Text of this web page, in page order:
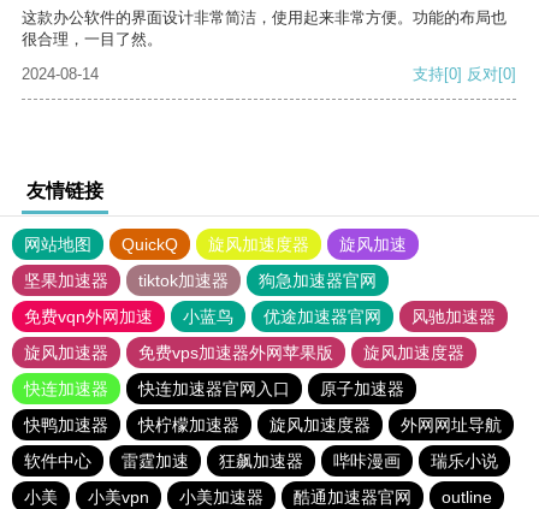
这款办公软件的界面设计非常简洁，使用起来非常方便。功能的布局也
很合理，一目了然。
2024-08-14
支持[0] 反对[0]
友情链接
网站地图 QuickQ 旋风加速度器
旋风加速
坚果加速器
tiktok加速器
狗急加速器官网
免费vqn外网加速
小蓝鸟 优途加速器官网
风驰加速器
旋风加速器
免费vps加速器外网苹果版
旋风加速度器
快连加速器
快连加速器官网入口
原子加速器
快鸭加速器
快柠檬加速器 旋风加速度器
外网网址导航
软件中心
雷霆加速 狂飙加速器 哔咔漫画
瑞乐小说
小美
小美vpn 小美加速器 酷通加速器官网
outline